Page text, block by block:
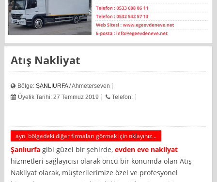
Atış Nakliyat
Bölge:ŞANLIURFA/ Ahmeterseven
Üyelik Tarihi: 27 Temmuz 2019
Telefon:
aynı bölgedeki diğer firmaları görmek için tıklayınız...
Şanlıurfa gibi güzel bir şehirde,evden eve nakliyat
hizmetleri sağlayıcısı olarak öncü bir konumda olan Atış
Nakliyat olarak, müşterilerimize özel ve profesyonel